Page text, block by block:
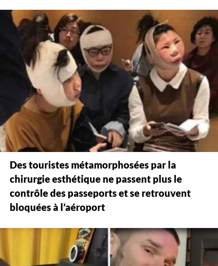
Des touristes métamorphosées par la
chirurgie esthétique ne passent plus le
contrôle des passeports et se retrouvent
bloquées à l’aéroport